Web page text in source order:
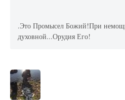
.Это Промысел Божий!При
духовной...Орудия Его!